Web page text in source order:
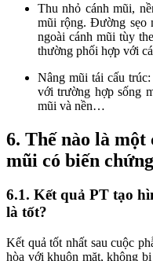
Thu nhỏ cánh mũi,
mũi rộng. Đường sẹo
ngoài cánh mũi tùy
thường phối hợp với
Nâng mũi tái cấu
với trường hợp sống
mũi và nền…
6. Thế nào là một
mũi có biến
6.1. Kết quả PT tạo
là tốt?
Kết quả tốt nhất sau cuộc
hòa với khuôn mặt, không